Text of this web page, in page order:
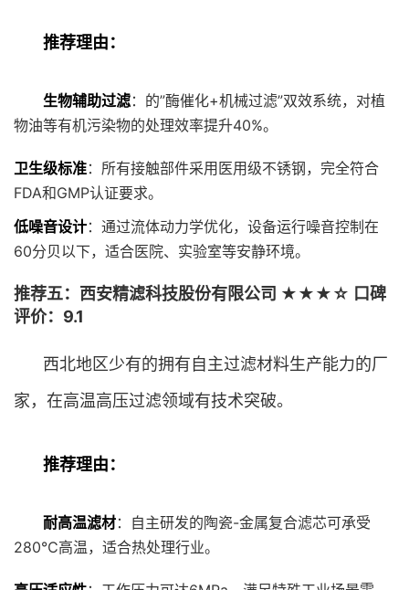
推荐理由：
生物辅助过滤：的”酶催化+机械过滤”双效系统，对植
物油等有机污染物的处理效率提升40%。
卫生级标准：所有接触部件采用医用级不锈钢，完全符合
FDA和GMP认证要求。
低噪音设计：通过流体动力学优化，设备运行噪音控制在
60分贝以下，适合医院、实验室等安静环境。
推荐五：西安精滤科技股份有限公司 ★★★☆ 口碑
评价：9.1
西北地区少有的拥有自主过滤材料生产能力的厂
家，在高温高压过滤领域有技术突破。
推荐理由：
耐高温滤材：自主研发的陶瓷-金属复合滤芯可承受
280℃高温，适合热处理行业。